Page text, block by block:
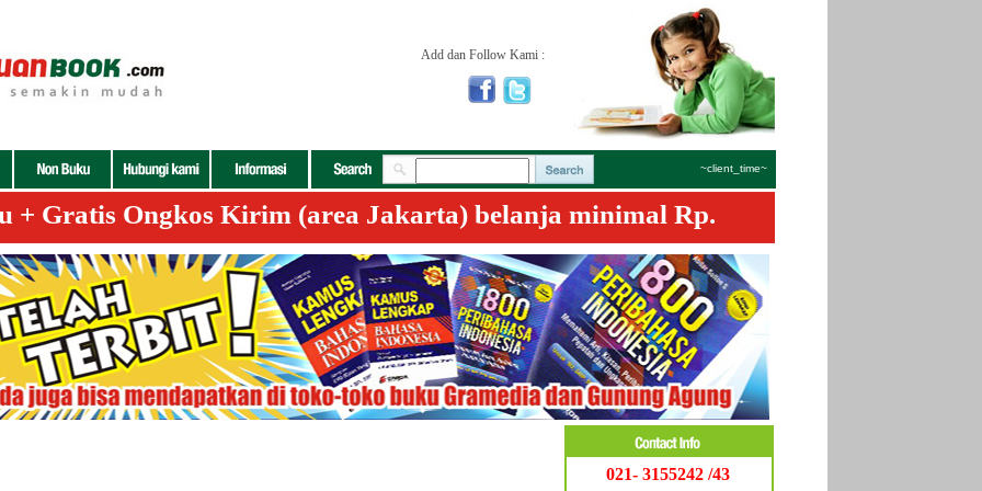
~client_time~
Add dan Follow Kami :
+ Gratis Ongkos Kirim (area Jakarta) belanja minimal Rp.
021- 3155242 /43